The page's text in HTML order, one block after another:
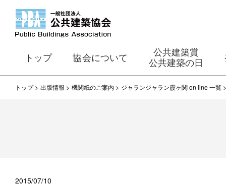
トップ 協会について
公共建築賞
公共建築の日
トップ 出版情報 機関紙のご案内 ジャランジャラン霞ヶ関 on line 一覧
2015/07/10